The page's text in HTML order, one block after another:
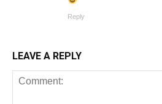
Reply
LEAVE A REPLY